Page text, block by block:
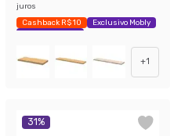
juros
Cashback R$ 10
Exclusivo Mobly
Economize 46%
+1
31%